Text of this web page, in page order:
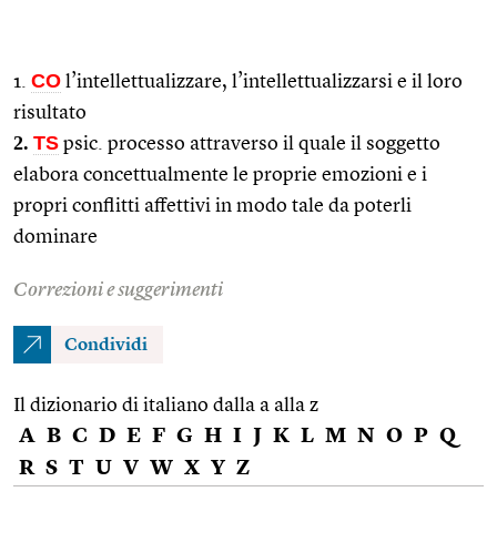
1. CO l’intellettualizzare, l’intellettualizzarsi e il loro
risultato
2. TS psic. processo attraverso il quale il soggetto
elabora concettualmente le proprie emozioni e i
propri conflitti affettivi in modo tale da poterli
dominare
Correzioni e suggerimenti
Condividi
Il dizionario di italiano dalla a alla z
A B C D E F G H I J K L M N O P Q
R S T U V W X Y Z